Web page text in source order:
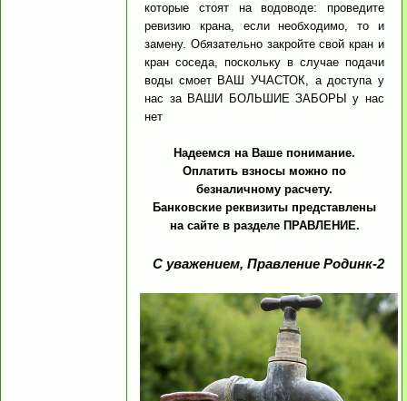
которые стоят на водоводе: проведите
ревизию крана, если необходимо, то и
замену. Обязательно закройте свой кран и
кран соседа, поскольку в случае подачи
воды смоет ВАШ УЧАСТОК, а доступа у
нас за ВАШИ БОЛЬШИЕ ЗАБОРЫ у нас
нет
Надеемся на Ваше понимание.
Оплатить взносы можно по
безналичному расчету.
Банковские реквизиты представлены
на сайте в разделе ПРАВЛЕНИЕ.
С уважением, Правление Родинк-2